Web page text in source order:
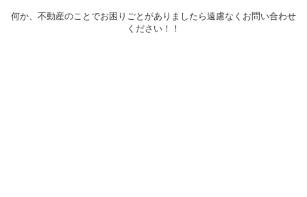
何か、不動産のことでお困りごとがありましたら遠慮なくお問い合わせ
ください！！